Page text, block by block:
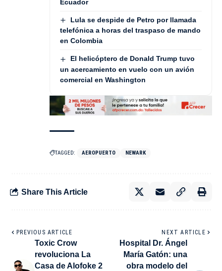
Ecuador
Lula se despide de Petro por llamada
telefónica a horas del traspaso de mando
en Colombia
El helicóptero de Donald Trump tuvo
un acercamiento en vuelo con un avión
comercial en Washington
TAGGED: AEROPUERTO NEWARK
Share This Article
PREVIOUS ARTICLE
Toxic Crow
revoluciona La
Casa de Alofoke 2
NEXT ARTICLE
Hospital Dr. Ángel
María Gatón: una
obra modelo del